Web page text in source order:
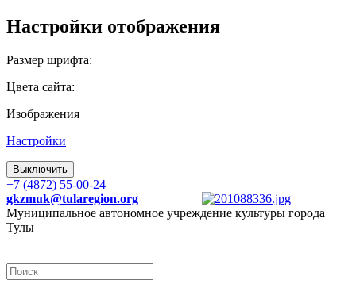
Настройки отображения
Размер шрифта:
Цвета сайта:
Изображения
Настройки
Выключить
+7 (4872) 55-00-24
gkzmuk@tularegion.org
Муниципальное автономное учреждение культуры города
Тулы